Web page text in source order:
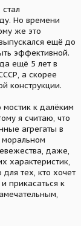
Но времени
же это
ещё до
эффективной.
ещё 5 лет в
а скорее
конструкции.
к далёким
я считаю, что
агрегаты в
моральном
даже,
характеристик,
тех, кто хочет
прикасаться к